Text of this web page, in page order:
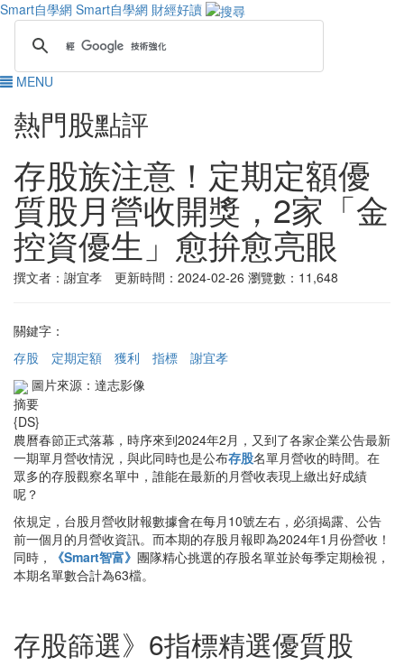
Smart自學網 Smart自學網 財經好讀
MENU
熱門股點評
存股族注意！定期定額優
質股月營收開獎，2家「金
控資優生」愈拚愈亮眼
撰文者：謝宜孝 更新時間：2024-02-26 瀏覽數：11,648
關鍵字：
存股
定期定額 獲利 指標
謝宜孝
圖片來源：達志影像
摘要
{DS}
農曆春節正式落幕，時序來到2024年2月，又到了各家企業公告最新
一期單月營收情況，與此同時也是公布存股名單月營收的時間。在
眾多的存股觀察名單中，誰能在最新的月營收表現上繳出好成績
呢？
依規定，台股月營收財報數據會在每月10號左右，必須揭露、公告
前一個月的月營收資訊。而本期的存股月報即為2024年1月份營收！
同時，
《Smart智富》 團隊精心挑選的存股名單並於每季定期檢視，
本期名單數合計為63檔。
存股篩選》6指標精選優質股